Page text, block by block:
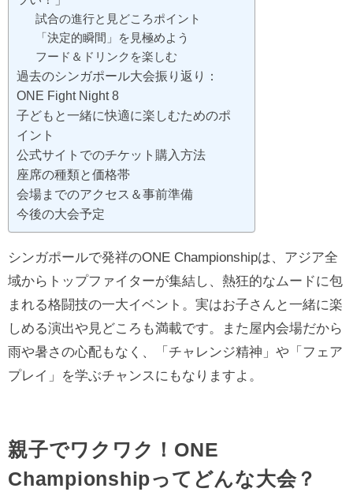
試合の進行と見どころポイント
「決定的瞬間」を見極めよう
フード＆ドリンクを楽しむ
過去のシンガポール大会振り返り：
ONE Fight Night 8
子どもと一緒に快適に楽しむためのポ
イント
公式サイトでのチケット購入方法
座席の種類と価格帯
会場までのアクセス＆事前準備
今後の大会予定
シンガポールで発祥のONE Championshipは、アジア全
域からトップファイターが集結し、熱狂的なムードに包
まれる格闘技の一大イベント。実はお子さんと一緒に楽
しめる演出や見どころも満載です。また屋内会場だから
雨や暑さの心配もなく、「チャレンジ精神」や「フェア
プレイ」を学ぶチャンスにもなりますよ。
親子でワクワク！ONE
Championshipってどんな大会？